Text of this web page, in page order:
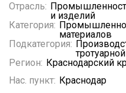
Отрасль:
и изделий
Категория:
материалов
Подкатегория:
Регион: Краснодарский
Нас. пункт: Краснодар